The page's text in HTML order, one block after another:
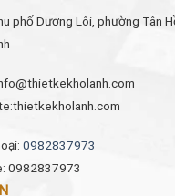
phố Dương Lôi, phường Tân
0982837973
0982837973